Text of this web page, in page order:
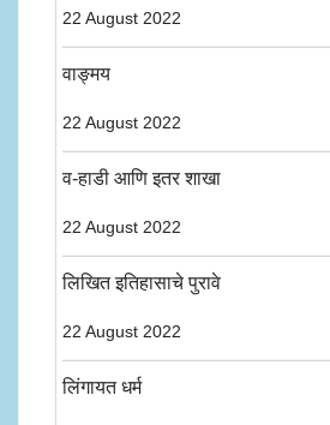
22 August 2022
वाङ्मय
22 August 2022
व-हाडी आणि इतर शाखा
22 August 2022
लिखित इतिहासाचे पुरावे
22 August 2022
लिंगायत धर्म